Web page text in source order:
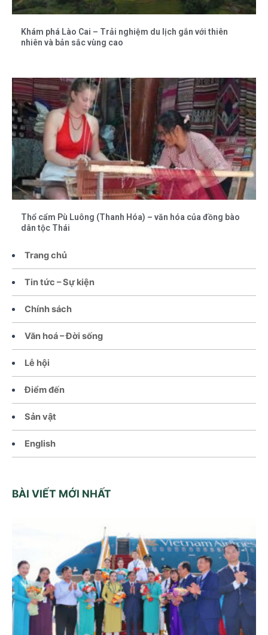
Trang chủ
Tin tức – Sự kiện
Chính sách
Văn hoá – Đời sống
Lễ hội
Điểm đến
Sản vật
English
BÀI VIẾT MỚI NHẤT
Khám phá Lào Cai – Trải nghiệm du lịch gắn với thiên
nhiên và bản sắc vùng cao
Thổ cẩm Pù Luông (Thanh Hóa) – văn hóa của đồng bào
dân tộc Thái